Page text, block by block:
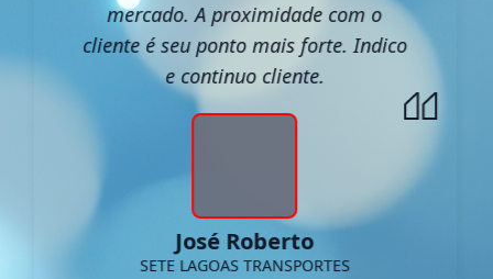
mercado. A proximidade com o
cliente é seu ponto mais forte. Indico
e continuo cliente.
José Roberto
SETE LAGOAS TRANSPORTES